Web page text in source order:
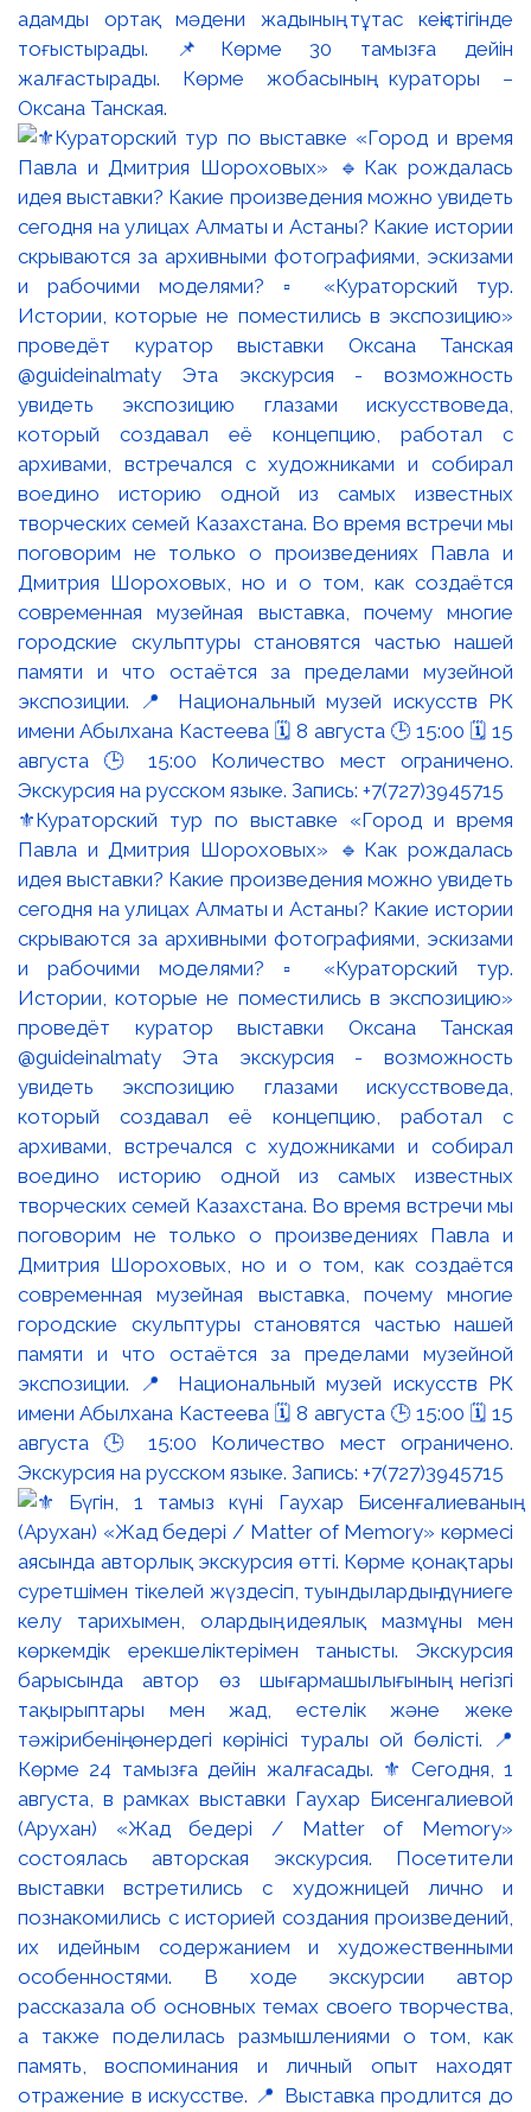
адамды ортақ мәдени жадының тұтас кеңістігінде
тоғыстырады. 📌Көрме 30 тамызға дейін
жалғастырады. Көрме жобасының кураторы –
Оксана Танская.
⚜️Кураторский тур по выставке «Город и время
Павла и Дмитрия Шороховых» 🔹Как рождалась
идея выставки? Какие произведения можно увидеть
сегодня на улицах Алматы и Астаны? Какие истории
скрываются за архивными фотографиями, эскизами
и рабочими моделями? ▫️ «Кураторский тур.
Истории, которые не поместились в экспозицию»
проведёт куратор выставки Оксана Танская
@guideinalmaty Эта экскурсия - возможность
увидеть экспозицию глазами искусствоведа,
который создавал её концепцию, работал с
архивами, встречался с художниками и собирал
воедино историю одной из самых известных
творческих семей Казахстана. Во время встречи мы
поговорим не только о произведениях Павла и
Дмитрия Шороховых, но и о том, как создаётся
современная музейная выставка, почему многие
городские скульптуры становятся частью нашей
памяти и что остаётся за пределами музейной
экспозиции. 📍 Национальный музей искусств РК
имени Абылхана Кастеева 🗓 8 августа 🕒 15:00 🗓 15
августа 🕒 15:00 Количество мест ограничено.
Экскурсия на русском языке. Запись: +7(727)3945715